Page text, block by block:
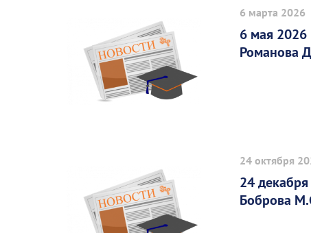
6 марта 2026
6 мая 2026
Романова
24 октября
24
Боброва